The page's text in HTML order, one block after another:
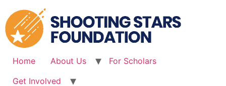
to
content
Home About Us
For Scholars
Get Involved